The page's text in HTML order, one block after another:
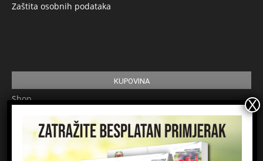
Zaštita osobnih podataka
KUPOVINA
Shop
Pretplata
Uvjeti korištenja